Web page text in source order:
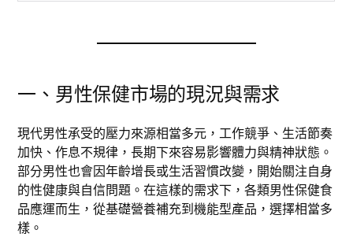
一、男性保健市場的現況與需求
現代男性承受的壓力來源相當多元，工作競爭、生活節奏
加快、作息不規律，長期下來容易影響體力與精神狀態。
部分男性也會因年齡增長或生活習慣改變，開始關注自身
的性健康與自信問題。在這樣的需求下，各類男性保健食
品應運而生，從基礎營養補充到機能型產品，選擇相當多
樣。